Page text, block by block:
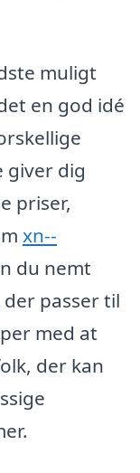
muligt
en god idé
giver dig
priser,
xn--
du nemt
passer til
med at
der kan